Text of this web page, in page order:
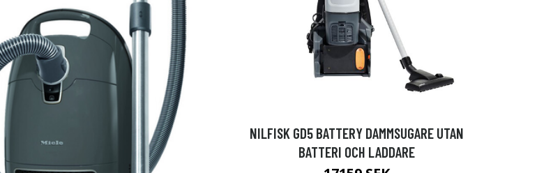
NILFISK GD5 BATTERY DAMMSUGARE UTAN
BATTERI OCH LADDARE